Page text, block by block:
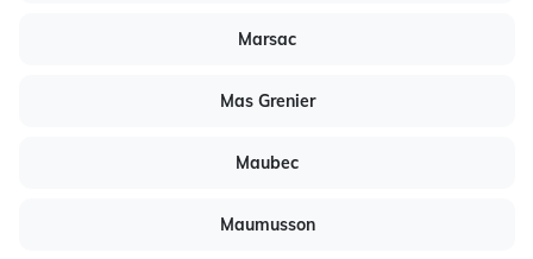
Marsac
Mas Grenier
Maubec
Maumusson